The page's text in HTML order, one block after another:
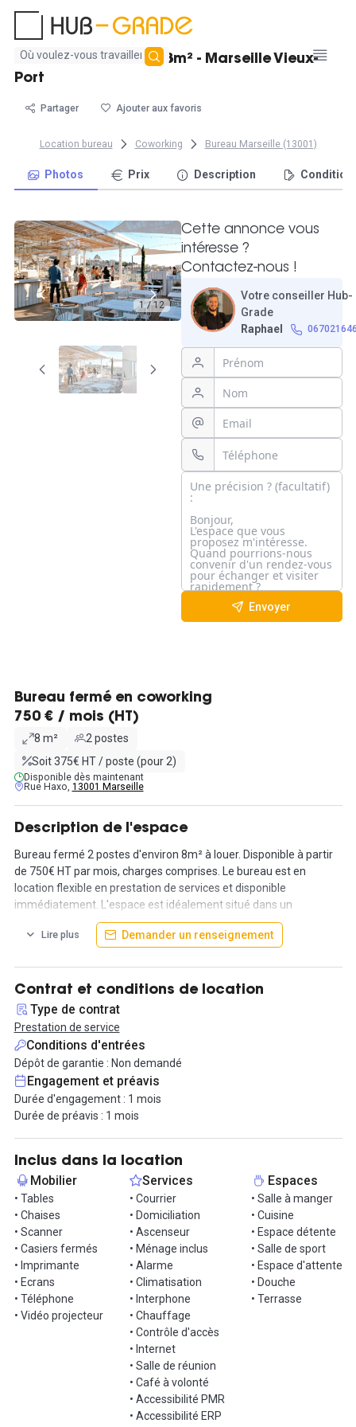
Aucun
résultat
Beau bureau fermé - 8m² - Marseille Vieux-
Port
Partager Ajouter aux favoris
Location bureau Coworking Bureau Marseille (13001)
Photos Prix Description
1 / 12
Cette annonce vous
intéresse ?
Contactez-nous !
Votre conseiller Hub-
Grade
Raphael
Envoyer
Bureau fermé en coworking
750 € / mois (HT)
8 m²
2 postes
Soit 375€ HT / poste (pour 2)
Disponible dès maintenant
Rue Haxo, 13001 Marseille
Description de l'espace
Bureau fermé 2 postes d'environ 8m² à louer. Disponible à partir
de 750€ HT par mois, charges comprises. Le bureau est en
location flexible en prestation de services et disponible
immédiatement. L'espace est idéalement situé dans un
coworking dans le centre-ville de Marseille entre Préfecture et
Vieux-Port.
Le bureau est entièrement meublé et équipé avec du mobilier
design et confort. Vous aurez accès à de la Wi-Fi fibre noire ultra
haut-débit et à une climatisation réversible. De nombreux
services sont inclus dans la prestation : réception de vos colis et
courriers, accueil des visiteurs, café du matin offert, service de
conciergerie et équipe dédiée sur place, ménage hebdomadaire
et de nombreux événements fédérateurs organisés.
En louant ce bureau, vous aurez aussi accès des salles de réunion
connectées, un studio photo avec matériel et un espace
reprographie laser HD papercut.
Le coworking dispose aussi d'une cuisine commune équipée, d'un
restaurant en rooftop, d'une salle de sport, de douches, d'un
cinéclub et de terrasses végétalisées.
Sécurité : vidéo-surveillance et contrôle d'accès.
Conditions contractuelles : contrat sans engagement et préavis
d’un mois.
Ce bel espace vous intéresse ? Alors contactez-nous et
organisons une visite !
Informations complémentaires sur cet espace de
✅ COWORKING PLUG & PLAY
Profitez d’un bureau privatif meublé et équipé de 1 à 2 personnes
dans un espace de Coworking dernier cri de + de 1000 m² avec
Lire plus Demander un renseignement
Contrat et conditions de location
Type de contrat
Prestation de service
Conditions d'entrées
Dépôt de garantie : Non demandé
Engagement et préavis
Durée d'engagement : 1 mois
Durée de préavis : 1 mois
Inclus dans la location
Mobilier
• Tables
• Chaises
• Scanner
• Casiers fermés
• Imprimante
• Ecrans
• Téléphone
• Vidéo projecteur
Services
• Courrier
• Domiciliation
• Ascenseur
• Ménage inclus
• Alarme
• Climatisation
• Interphone
• Chauffage
• Contrôle d'accès
• Internet
• Salle de réunion
• Café à volonté
• Accessibilité PMR
• Accessibilité ERP
Espaces
• Salle à manger
• Cuisine
• Espace détente
• Salle de sport
• Espace d'attente
• Douche
• Terrasse